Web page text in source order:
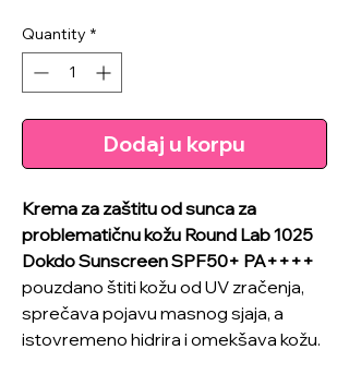
Quantity *
Dodaj u korpu
Krema za zaštitu od sunca za
problematičnu kožu Round Lab 1025
Dokdo Sunscreen SPF50+ PA++++
pouzdano štiti kožu od UV zračenja,
sprečava pojavu masnog sjaja, a
istovremeno hidrira i omekšava kožu.